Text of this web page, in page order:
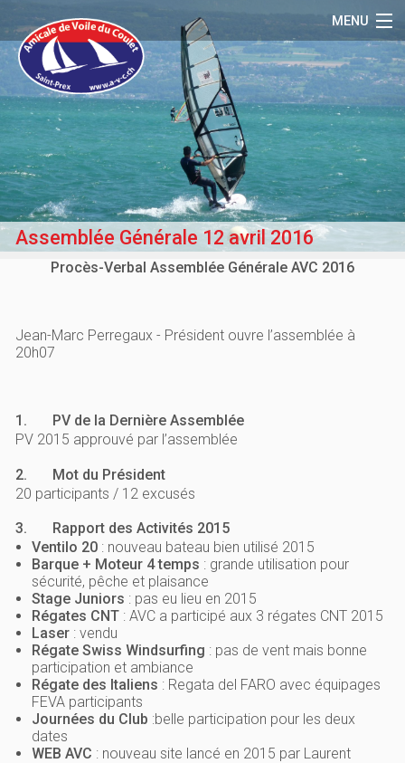
MENU
Accueil
Le Club
Activités
Matériel
Média
Référence
Assemblée Générale 12 avril 2016
Procès-Verbal Assemblée Générale AVC 2016
Jean-Marc Perregaux - Président ouvre l’assemblée à
20h07
1.
PV de la Dernière Assemblée
PV 2015 approuvé par l’assemblée
2. Mot du Président
20 participants / 12 excusés
3. Rapport des Activités 2015
Ventilo 20: nouveau bateau bien utilisé 2015
Barque + Moteur 4 temps : grande utilisation pour
sécurité, pêche et plaisance
Stage Juniors : pas eu lieu en 2015
Régates CNT: AVC a participé aux 3 régates CNT 2015
Laser : vendu
Régate Swiss Windsurfing : pas de vent mais bonne
participation et ambiance
Régate des Italiens : Regata del FARO avec équipages
FEVA participants
Journées du Club :belle participation pour les deux
dates
WEB AVC : nouveau site lancé en 2015 par Laurent